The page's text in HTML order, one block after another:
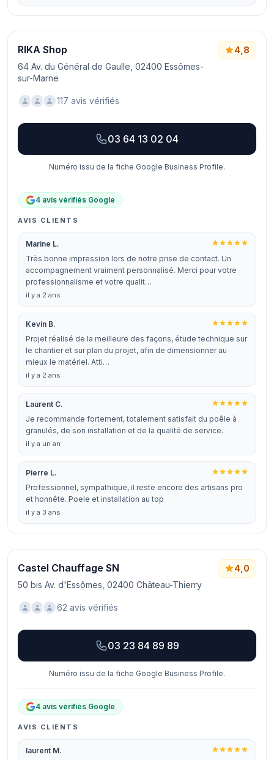
RIKA Shop
64 Av. du Général de Gaulle, 02400 Essômes-
sur-Marne
4,8
117 avis vérifiés
03 64 13 02 04
Numéro issu de la fiche Google Business Profile.
4 avis vérifiés Google
AVIS CLIENTS
Marine L.
Très bonne impression lors de notre prise de contact. Un
accompagnement vraiment personnalisé. Merci pour votre
professionnalisme et votre qualit…
il y a 2 ans
Kevin B.
Projet réalisé de la meilleure des façons, étude technique sur
le chantier et sur plan du projet, afin de dimensionner au
mieux le matériel. Atti…
il y a 2 ans
Laurent C.
Je recommande fortement, totalement satisfait du poêle à
granulés, de son installation et de la qualité de service.
il y a un an
Pierre L.
Professionnel, sympathique, il reste encore des artisans pro
et honnête. Poele et installation au top
il y a 3 ans
Castel Chauffage SN
50 bis Av. d'Essômes, 02400 Château-Thierry
4,0
62 avis vérifiés
03 23 84 89 89
Numéro issu de la fiche Google Business Profile.
4 avis vérifiés Google
AVIS CLIENTS
laurent M.